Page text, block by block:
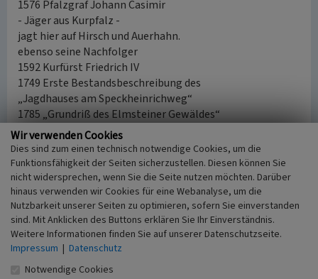
1576 Pfalzgraf Johann Casimir
- Jäger aus Kurpfalz -
jagt hier auf Hirsch und Auerhahn.
ebenso seine Nachfolger
1592 Kurfürst Friedrich IV
1749 Erste Bestandsbeschreibung des
„Jagdhauses am Speckheinrichweg“
1785 „Grundriß des Elmsteiner Gewäldes“
enthält Haupt- und Nebengebäude.
Förster Caspar Osterheld
1822 Förster Jakob Mantel (Bayer)
11. Juli Förster Friedrich Hoffmann zieht nach
1833 Iggelbach um. Abbruch des Hauses.
Die Abkürzung „PWV“ steht für den Pfälzerwald-Verein.
(Simone Brug, Struktur- und Genehmigungsdirektion Süd,
2021)
Wir verwenden Cookies
Dies sind zum einen technisch notwendige Cookies, um die
Funktionsfähigkeit der Seiten sicherzustellen. Diesen können Sie
nicht widersprechen, wenn Sie die Seite nutzen möchten. Darüber
hinaus verwenden wir Cookies für eine Webanalyse, um die
Nutzbarkeit unserer Seiten zu optimieren, sofern Sie einverstanden
sind. Mit Anklicken des Buttons erklären Sie Ihr Einverständnis.
Weitere Informationen finden Sie auf unserer Datenschutzseite.
Impressum | Datenschutz
Notwendige Cookies